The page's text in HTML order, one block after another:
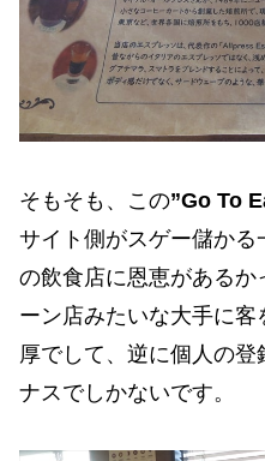
そもそも、この”Go To
サイト側がスゲー儲か
の飲食店に恩恵があるか
ーン店みたいな大手に
厚でして、逆に個人の
ナスでしかないです。